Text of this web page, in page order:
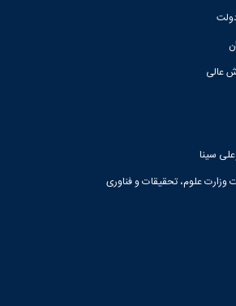
عالی
سینا
وزارت علوم، تحقیقات و فناوری